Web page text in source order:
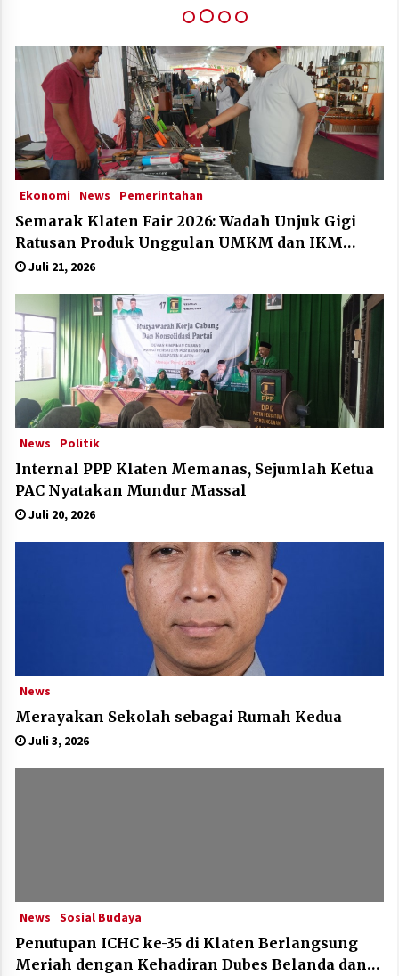
IGA Award 2025
Ekonomi News Pemerintahan
Semarak Klaten Fair 2026: Wadah Unjuk Gigi
Ratusan Produk Unggulan UMKM dan IKM
Lokal
Juli 21, 2026
News Politik
Internal PPP Klaten Memanas, Sejumlah Ketua
PAC Nyatakan Mundur Massal
Juli 20, 2026
News
Merayakan Sekolah sebagai Rumah Kedua
Juli 3, 2026
News Sosial Budaya
Penutupan ICHC ke-35 di Klaten Berlangsung
Meriah dengan Kehadiran Dubes Belanda dan